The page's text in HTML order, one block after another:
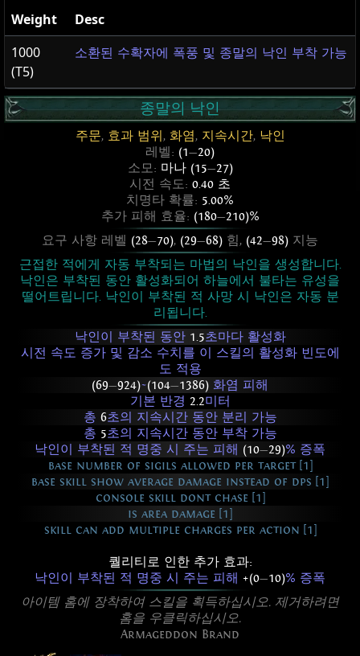
Weight
Desc
1000
(T5)
소환된 수확자에 폭풍 및 종말의 낙인 부착 가능
종말의 낙인
주문, 효과 범위 , 화염, 지속시간, 낙인
레벨: (1—20)
소모: 마나 (15—27)
시전 속도: 0.40 초
치명타 확률: 5.00%
추가 피해 효율: (180—210)%
요구 사항 레벨 (28—70), (29—68) 힘, (42—98) 지능
근접한 적에게 자동 부착되는 마법의 낙인을 생성합니다.
낙인은 부착된 동안 활성화되어 하늘에서 불타는 유성을
떨어트립니다. 낙인이 부착된 적 사망 시 낙인은 자동 분
리됩니다.
낙인이 부착된 동안 1.5초마다 활성화
시전 속도 증가 및 감소 수치를 이 스킬의 활성화 빈도에
도 적용
(69—924)~(104—1386) 화염 피해
기본 반경 2.2미터
총 6초의 지속시간 동안 분리 가능
총 5초의 지속시간 동안 부착 가능
낙인이 부착된 적 명중 시 주는 피해 (10—29)% 증폭
base number of sigils allowed per target [1]
base skill show average damage instead of dps [1]
console skill dont chase [1]
is area damage [1]
skill can add multiple charges per action [1]
퀄리티로 인한 추가 효과:
낙인이 부착된 적 명중 시 주는 피해 +(0—10)% 증폭
아이템 홈에 장착하여 스킬을 획득하십시오. 제거하려면
홈을 우클릭하십시오.
Armageddon Brand